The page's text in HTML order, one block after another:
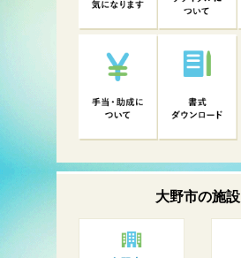
大野市の施設